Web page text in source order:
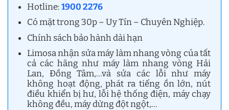
Hotline:1900 2276
Có mặt trong 30p – Uy Tín – Chuyên Nghiệp.
Chính sách bảo hành dài hạn
Limosa nhận sửa máy làm nhang vòng của tất
cả các hãng như máy làm nhang vòng Hải
Lan, Đồng Tâm,…và sửa các lỗi như máy
không hoạt động, phát ra tiếng ồn lớn, nút
điều khiển bị hư, lỗi hệ thống điện, máy chạy
không đều, máy dừng đột ngột,…